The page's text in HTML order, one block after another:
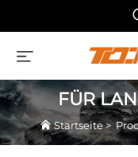
FÜR
Startseite>